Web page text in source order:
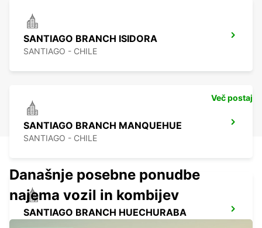
SANTIAGO BRANCH ISIDORA
SANTIAGO - CHILE
SANTIAGO BRANCH MANQUEHUE
SANTIAGO - CHILE
SANTIAGO BRANCH HUECHURABA
Več postaj
Današnje posebne ponudbe
najema vozil in kombijev